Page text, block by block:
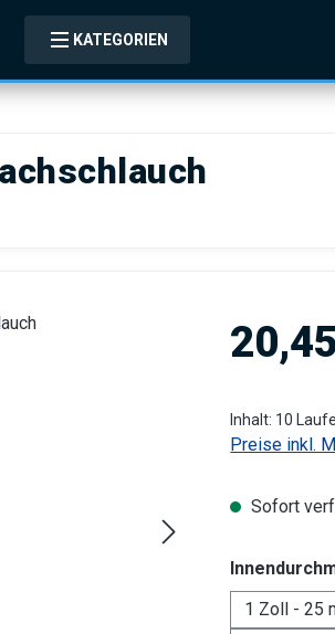
KATEGORIEN
Regulärer
Inhalt: 10
Preise inkl.
Sofort
1 Zoll - 25